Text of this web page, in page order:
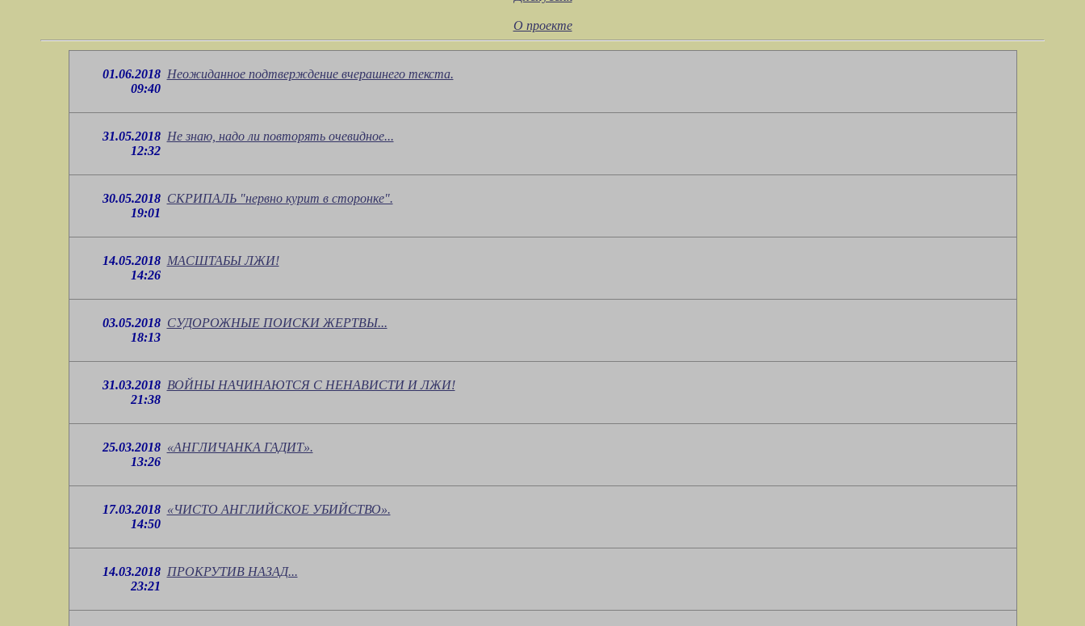
О проекте
01.06.2018
09:40
Неожиданное подтверждение вчерашнего текста.
31.05.2018
12:32
Не знаю, надо ли повторять очевидное...
30.05.2018
19:01
СКРИПАЛЬ "нервно курит в сторонке".
14.05.2018
14:26
МАСШТАБЫ ЛЖИ!
03.05.2018
18:13
СУДОРОЖНЫЕ ПОИСКИ ЖЕРТВЫ...
31.03.2018
21:38
ВОЙНЫ НАЧИНАЮТСЯ С НЕНАВИСТИ И ЛЖИ!
25.03.2018
13:26
«АНГЛИЧАНКА ГАДИТ».
17.03.2018
14:50
«ЧИСТО АНГЛИЙСКОЕ УБИЙСТВО».
14.03.2018
23:21
ПРОКРУТИВ НАЗАД...